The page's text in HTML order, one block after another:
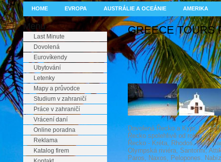
HOME EVROPA AUSTRÁLIE A OCEÁNIE AMERIKA
Menu
Last Minute
Dovolená
Eurovíkendy
Ubytování
Letenky
Mapy a průvodce
Studium v zahraničí
Práce v zahraničí
Vrácení daní
Online poradna
Reklama
Katalog firem
GREECE TOURS
Dovolená Řecko a Kypr, last
Řecko spolehlivě od roku
Řecko - Kréta, Rhodos, Kos,
Olympská riviéra, Santorini,
Paros, Naxos, Pelopones.